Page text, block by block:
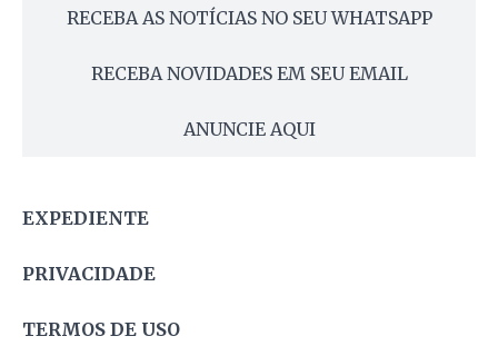
RECEBA AS NOTÍCIAS NO SEU WHATSAPP
RECEBA NOVIDADES EM SEU EMAIL
ANUNCIE AQUI
EXPEDIENTE
PRIVACIDADE
TERMOS DE USO